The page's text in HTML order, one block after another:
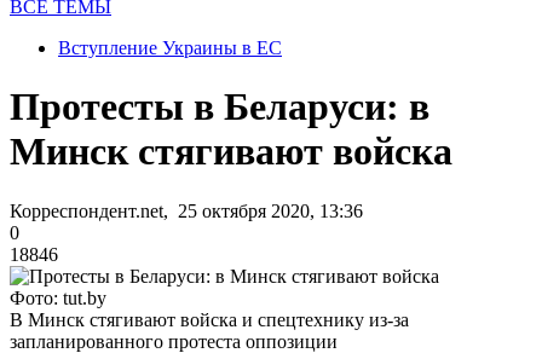
ВСЕ ТЕМЫ
Вступление Украины в ЕС
Протесты в Беларуси: в
Минск стягивают войска
Корреспондент.net, 25 октября 2020, 13:36
0
18846
Фото: tut.by
В Минск стягивают войска и спецтехнику из-за
запланированного протеста оппозиции